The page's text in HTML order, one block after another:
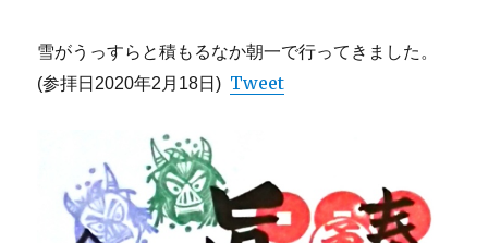
雪がうっすらと積もるなか朝一で行ってきました。
(参拝日2020年2月18日) Tweet